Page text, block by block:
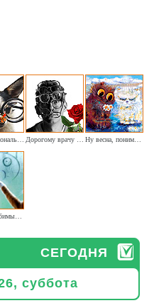
СЕГОДНЯ
суббота